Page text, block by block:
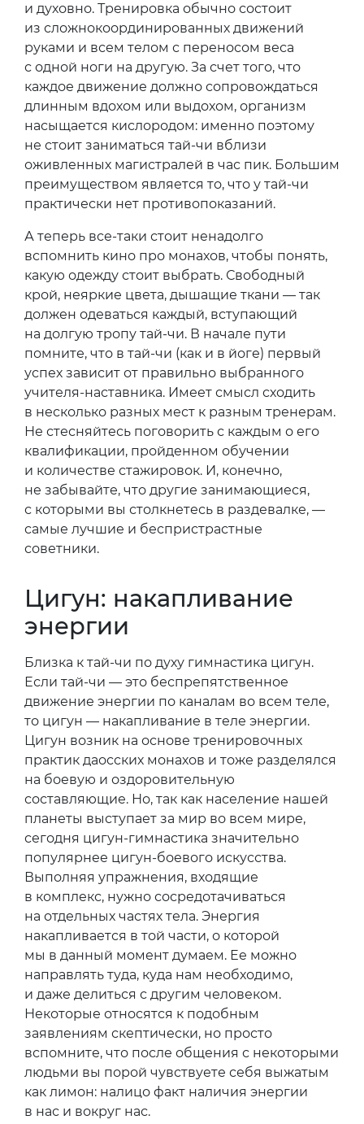
и духовно. Тренировка обычно состоит
из сложнокоординированных движений
руками и всем телом с переносом веса
с одной ноги на другую. За счет того, что
каждое движение должно сопровождаться
длинным вдохом или выдохом, организм
насыщается кислородом: именно поэтому
не стоит заниматься тай-чи вблизи
оживленных магистралей в час пик. Большим
преимуществом является то, что у тай-чи
практически нет противопоказаний.
А теперь все-таки стоит ненадолго
вспомнить кино про монахов, чтобы понять,
какую одежду стоит выбрать. Свободный
крой, неяркие цвета, дышащие ткани — так
должен одеваться каждый, вступающий
на долгую тропу тай-чи. В начале пути
помните, что в тай-чи (как и в йоге) первый
успех зависит от правильно выбранного
учителя-наставника. Имеет смысл сходить
в несколько разных мест к разным тренерам.
Не стесняйтесь поговорить с каждым о его
квалификации, пройденном обучении
и количестве стажировок. И, конечно,
не забывайте, что другие занимающиеся,
с которыми вы столкнетесь в раздевалке, —
самые лучшие и беспристрастные
советники.
Цигун: накапливание
энергии
Близка к тай-чи по духу гимнастика цигун.
Если тай-чи — это беспрепятственное
движение энергии по каналам во всем теле,
то цигун — накапливание в теле энергии.
Цигун возник на основе тренировочных
практик даосских монахов и тоже разделялся
на боевую и оздоровительную
составляющие. Но, так как население нашей
планеты выступает за мир во всем мире,
сегодня цигун-гимнастика значительно
популярнее цигун-боевого искусства.
Выполняя упражнения, входящие
в комплекс, нужно сосредотачиваться
на отдельных частях тела. Энергия
накапливается в той части, о которой
мы в данный момент думаем. Ее можно
направлять туда, куда нам необходимо,
и даже делиться с другим человеком.
Некоторые относятся к подобным
заявлениям скептически, но просто
вспомните, что после общения с некоторыми
людьми вы порой чувствуете себя выжатым
как лимон: налицо факт наличия энергии
в нас и вокруг нас.